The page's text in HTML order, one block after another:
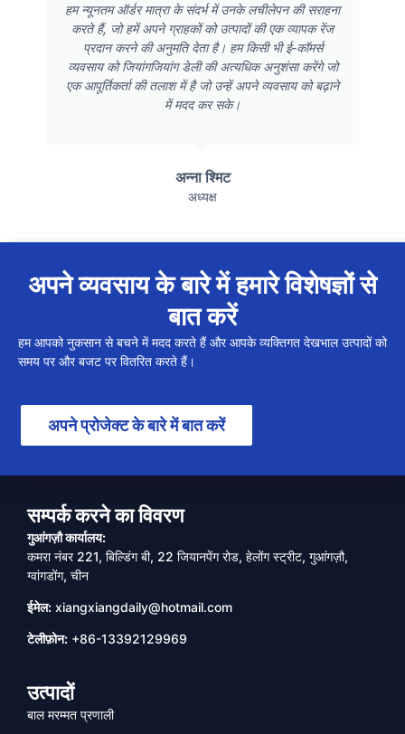
हम न्यूनतम ऑर्डर मात्रा के संदर्भ में उनके लचीलेपन की सराहना
करते हैं, जो हमें अपने ग्राहकों को उत्पादों की एक व्यापक रेंज
प्रदान करने की अनुमति देता है। हम किसी भी ई-कॉमर्स
व्यवसाय को जियांगजियांग डेली की अत्यधिक अनुशंसा करेंगे जो
एक आपूर्तिकर्ता की तलाश में है जो उन्हें अपने व्यवसाय को बढ़ाने
में मदद कर सके।
अन्ना श्मिट
अध्यक्ष
अपने व्यवसाय के बारे में हमारे विशेषज्ञों से
बात करें
हम आपको नुकसान से बचने में मदद करते हैं और आपके व्यक्तिगत देखभाल उत्पादों को
समय पर और बजट पर वितरित करते हैं।
अपने प्रोजेक्ट के बारे में बात करें
सम्पर्क करने का विवरण
गुआंगज़ौ कार्यालय:
कमरा नंबर 221, बिल्डिंग बी, 22 जियानपेंग रोड, हेलोंग स्ट्रीट, गुआंगज़ौ,
ग्वांगडोंग, चीन
ईमेल: xiangxiangdaily@hotmail.com
टेलीफ़ोन: +86-13392129969
उत्पादों
बाल मरम्मत प्रणाली